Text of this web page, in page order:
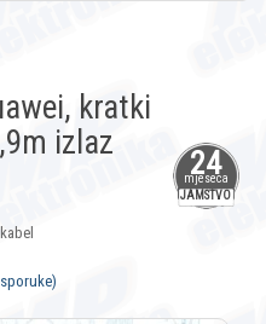
24
mjeseca
JAMSTVO
kratki
izlaz